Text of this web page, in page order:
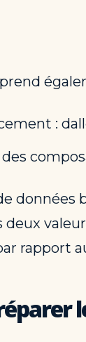
:
rapport